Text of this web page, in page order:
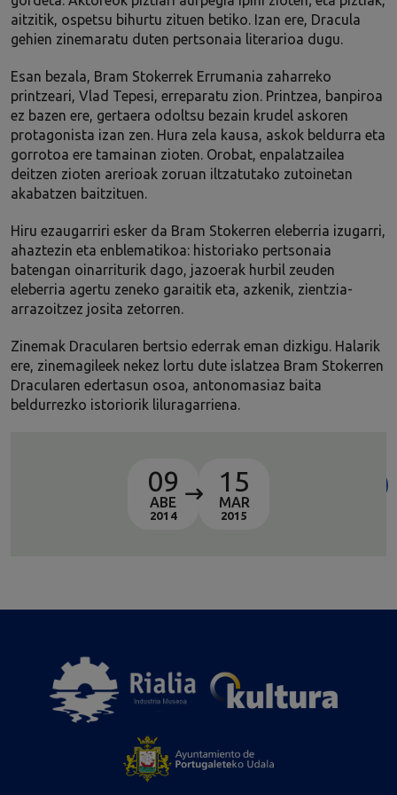
aitzitik, ospetsu bihurtu zituen betiko. Izan ere, Dracula
gehien zinemaratu duten pertsonaia literarioa dugu.
Esan bezala, Bram Stokerrek Errumania zaharreko
printzeari, Vlad Tepesi, erreparatu zion. Printzea, banpiroa
ez bazen ere, gertaera odoltsu bezain krudel askoren
protagonista izan zen. Hura zela kausa, askok beldurra eta
gorrotoa ere tamainan zioten. Orobat, enpalatzailea
deitzen zioten arerioak zoruan iltzatutako zutoinetan
akabatzen baitzituen.
Hiru ezaugarriri esker da Bram Stokerren eleberria izugarri,
ahaztezin eta enblematikoa: historiako pertsonaia
batengan oinarriturik dago, jazoerak hurbil zeuden
eleberria agertu zeneko garaitik eta, azkenik, zientzia-
arrazoitzez josita zetorren.
Zinemak Dracularen bertsio ederrak eman dizkigu. Halarik
ere, zinemagileek nekez lortu dute islatzea Bram Stokerren
Dracularen edertasun osoa, antonomasiaz baita
beldurrezko istoriorik liluragarriena.
09
ABE
2014
15
MAR
2015